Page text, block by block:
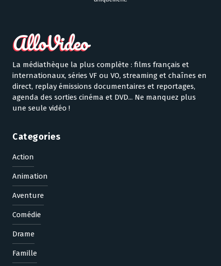
La médiathèque la plus complète : films français et
internationaux, séries VF ou VO, streaming et chaînes en
direct, replay émissions documentaires et reportages,
agenda des sorties cinéma et DVD... Ne manquez plus
une seule vidéo !
Categories
Action
Animation
Aventure
Comédie
Drame
Famille